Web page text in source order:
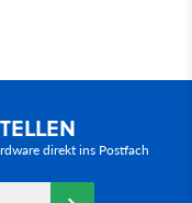
direkt ins Postfach